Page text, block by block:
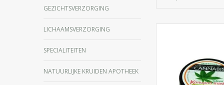
GEZICHTSVERZORGING
LICHAAMSVERZORGING
SPECIALITEITEN
NATUURLIJKE KRUIDEN APOTHEEK
droge, ruwe en
Regelmatig gebruik
vorming van een